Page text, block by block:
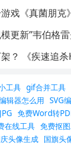
戏《真菌朋克
更新”韦伯格
？ 《疾速追
工具 gif合并工具
辑器怎么用 SVG
免费Word转
在线工具 免费抠
头像生成 国旗头